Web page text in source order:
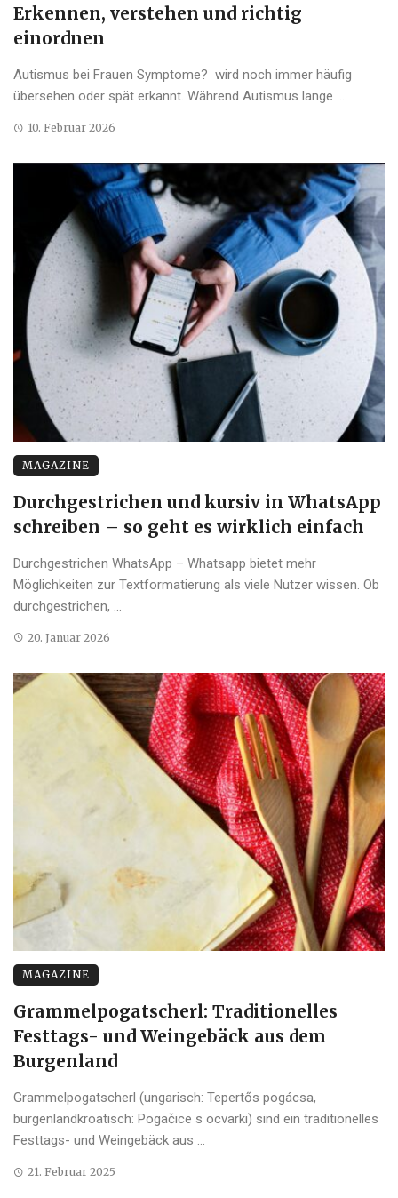
Erkennen, verstehen und richtig
einordnen
Autismus bei Frauen Symptome? wird noch immer häufig
übersehen oder spät erkannt. Während Autismus lange ...
10. Februar 2026
MAGAZINE
Durchgestrichen und kursiv in WhatsApp
schreiben – so geht es wirklich einfach
Durchgestrichen WhatsApp – Whatsapp bietet mehr
Möglichkeiten zur Textformatierung als viele Nutzer wissen. Ob
durchgestrichen, ...
20. Januar 2026
MAGAZINE
Grammelpogatscherl: Traditionelles
Festtags- und Weingebäck aus dem
Burgenland
Grammelpogatscherl (ungarisch: Tepertős pogácsa,
burgenlandkroatisch: Pogačice s ocvarki) sind ein traditionelles
Festtags- und Weingebäck aus ...
21. Februar 2025